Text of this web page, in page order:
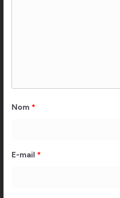
Nom *
E-mail *